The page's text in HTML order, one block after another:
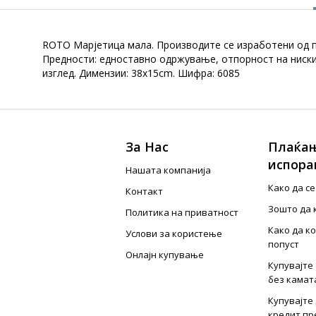
ROTO Марјетица мала. Производите се изработени
Предности: едноставно одржување, отпорност на
изглед. Димензии: 38x15cm. Шифра: 6085
За Нас
Нашата компанија
Контакт
Политика на приватност
Услови за користење
Онлајн купување
Како да
Зошто да
Како да
попуст
без